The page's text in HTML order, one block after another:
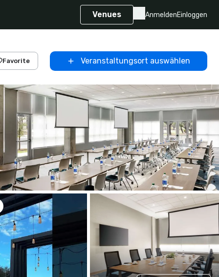
Venues AnmeldenEinloggen
Favorite Veranstaltungsort auswählen